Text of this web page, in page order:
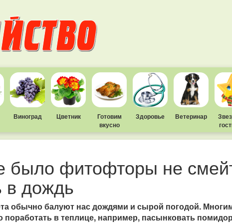
Виноград Цветник
Готовим
вкусно
Здоровье Ветеринар
было фитофторы не
в дождь
обычно балуют нас дождями и сырой погодой.
в теплице, например, пасынковать